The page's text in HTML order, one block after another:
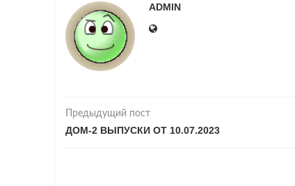
ADMIN
Предыдущий пост
ДОМ-2 ВЫПУСКИ ОТ 10.07.2023